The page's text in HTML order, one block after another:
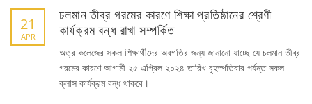
21
APR
চলমান তীব্র গরমের কারণে শিক্ষা প্রতিষ্ঠানের শ্রেণী
কার্যক্রম বন্ধ রাখা সম্পর্কিত
অত্র কলেজের সকল শিক্ষার্থীদের অবগতির জন্য জানানো যাচ্ছে যে চলমান তীব্র
গরমের কারণে আগামী ২৫ এপ্রিল ২০২৪ তারিখ বৃহস্পতিবার পর্যন্ত সকল
ক্লাস কার্যক্রম বন্ধ থাকবে।
Ministry of Education
University of Rajshahi
Directorate of Technical Education
Directorate of Secondary and Higher Education
Bangladesh Technical Education Board, Dhaka